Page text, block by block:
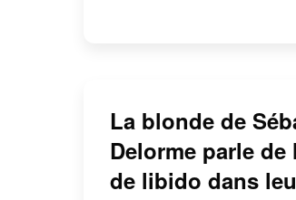
La blonde de
Delorme parle de
de libido dans